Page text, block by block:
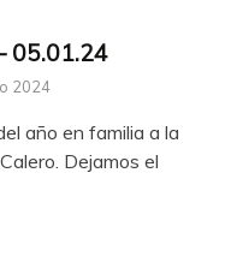
05.01.24
2024
año en familia a la
Dejamos el